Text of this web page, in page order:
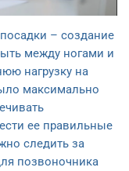
– создание
между ногами и
нагрузку на
максимально
ее правильные
следить за
позвоночника